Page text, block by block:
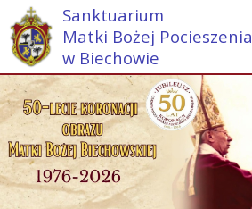
Sanktuarium
Matki Bożej Pocieszenia
w Biechowie